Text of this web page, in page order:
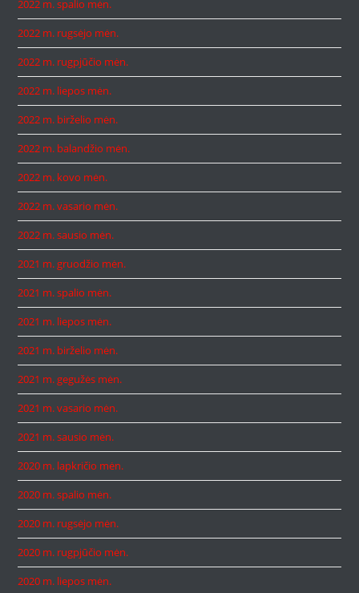
2022 m. spalio mėn.
2022 m. rugsėjo mėn.
2022 m. rugpjūčio mėn.
2022 m. liepos mėn.
2022 m. birželio mėn.
2022 m. balandžio mėn.
2022 m. kovo mėn.
2022 m. vasario mėn.
2022 m. sausio mėn.
2021 m. gruodžio mėn.
2021 m. spalio mėn.
2021 m. liepos mėn.
2021 m. birželio mėn.
2021 m. gegužės mėn.
2021 m. vasario mėn.
2021 m. sausio mėn.
2020 m. lapkričio mėn.
2020 m. spalio mėn.
2020 m. rugsėjo mėn.
2020 m. rugpjūčio mėn.
2020 m. liepos mėn.